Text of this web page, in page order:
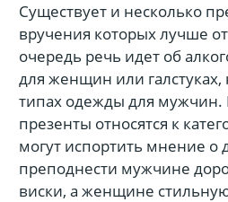
Существует и несколько
вручения которых лучше
очередь речь идет об
для женщин или галстуках,
типах одежды для
презенты относятся к
могут испортить мнение о
преподнести мужчине
виски, а женщине